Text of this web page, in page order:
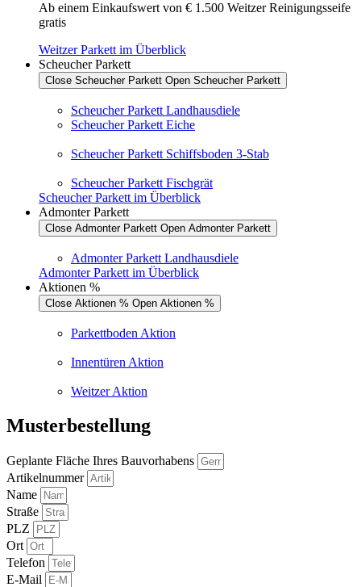
Ab einem Einkaufswert von € 1.500 Weitzer Reinigungsseife
gratis
Weitzer Parkett im Überblick
Scheucher Parkett
Close Scheucher Parkett Open Scheucher Parkett
Scheucher Parkett Landhausdiele
Scheucher Parkett Eiche
Scheucher Parkett Schiffsboden 3-Stab
Scheucher Parkett Fischgrät
Scheucher Parkett im Überblick
Admonter Parkett
Close Admonter Parkett Open Admonter Parkett
Admonter Parkett Landhausdiele
Admonter Parkett im Überblick
Aktionen %
Close Aktionen % Open Aktionen %
Parkettboden Aktion
Innentüren Aktion
Weitzer Aktion
Musterbestellung
Geplante Fläche Ihres Bauvorhabens
Artikelnummer
Name
Straße
PLZ
Ort
Telefon
E-Mail